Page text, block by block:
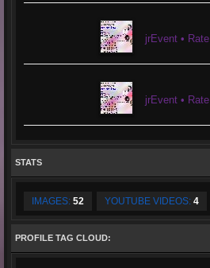
jrEvent • Rate
jrEvent • Rate
STATS
IMAGES: 52 YOUTUBE VIDEOS: 4
PROFILE TAG CLOUD: